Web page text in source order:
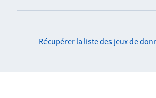
Récupérer la liste des jeux de